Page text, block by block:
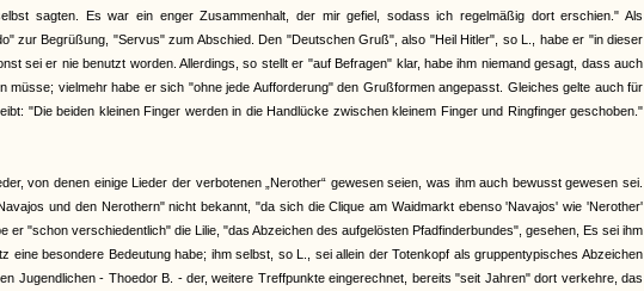
sagten. Es war ein enger Zusammenhalt, der mir gefiel, sodass ich regelmäßig dort erschien." Als
zur Begrüßung, "Servus" zum Abschied. Den "Deutschen Gruß", also "Heil Hitler", so L., habe er "in dieser
sei er nie benutzt worden. Allerdings, so stellt er "auf Befragen" klar, habe ihm niemand gesagt, dass auch
vielmehr habe er sich "ohne jede Aufforderung" den Grußformen angepasst. Gleiches gelte auch für
"Die beiden kleinen Finger werden in die Handlücke zwischen kleinem Finger und Ringfinger geschoben."
von denen einige Lieder der verbotenen „Nerother“ gewesen seien, was ihm auch bewusst gewesen sei.
und den Nerothern" nicht bekannt, "da sich die Clique am Waidmarkt ebenso 'Navajos' wie 'Nerother'
"schon verschiedentlich" die Lilie, "das Abzeichen des aufgelösten Pfadfinderbundes", gesehen, Es sei ihm
besondere Bedeutung habe; ihm selbst, so L., sei allein der Totenkopf als gruppentypisches Abzeichen
Jugendlichen - Thoedor B. - der, weitere Treffpunkte eingerechnet, bereits "seit Jahren" dort verkehre, das